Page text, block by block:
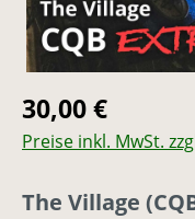
Regulärer Preis:
30,00 €
Preise inkl. MwSt.
The Village